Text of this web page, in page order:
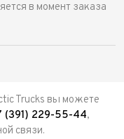
в момент заказа
Trucks вы можете
(391) 229-55-44,
связи.